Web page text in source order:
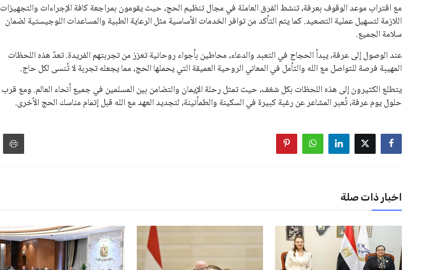
مع اقتراب موعد الوقوف بعرفة، تنشط الفرق العاملة في مجال تنظيم الحج، حيث يقومون بمراجعة كافة الإجراءات والتجهيزات
اللازمة لتسهيل عملية التصعيد. كما يتم التأكد من توافر الخدمات الأساسية مثل الرعاية الطبية والمساعدات اللوجيستية لضمان
سلامة الجميع.
عند الوصول إلى عرفة، يبدأ الحجاج في التعبد والدعاء، محاطين بأجواء روحانية تعزز من تجربتهم الفريدة. تعدّ هذه اللحظات
المهيبة فرصة للتواصل مع الله والتأمل في المعاني الروحية العميقة التي يحملها الحج، مما يجعله تجربة لا تُنسى لكل حاج.
يتطلع الكثيرون إلى هذه اللحظات بكل شغف، حيث تمثل رحلة الإيمان والتضامن بين المسلمين في جميع أنحاء العالم. ومع قرب
حلول يوم عرفة، تُعبر المشاعر عن رغبة كبيرة في السكينة والطمأنينة، لتجديد العهد مع الله قبل إتمام مناسك الحج الأخرى.
اخبار ذات صلة